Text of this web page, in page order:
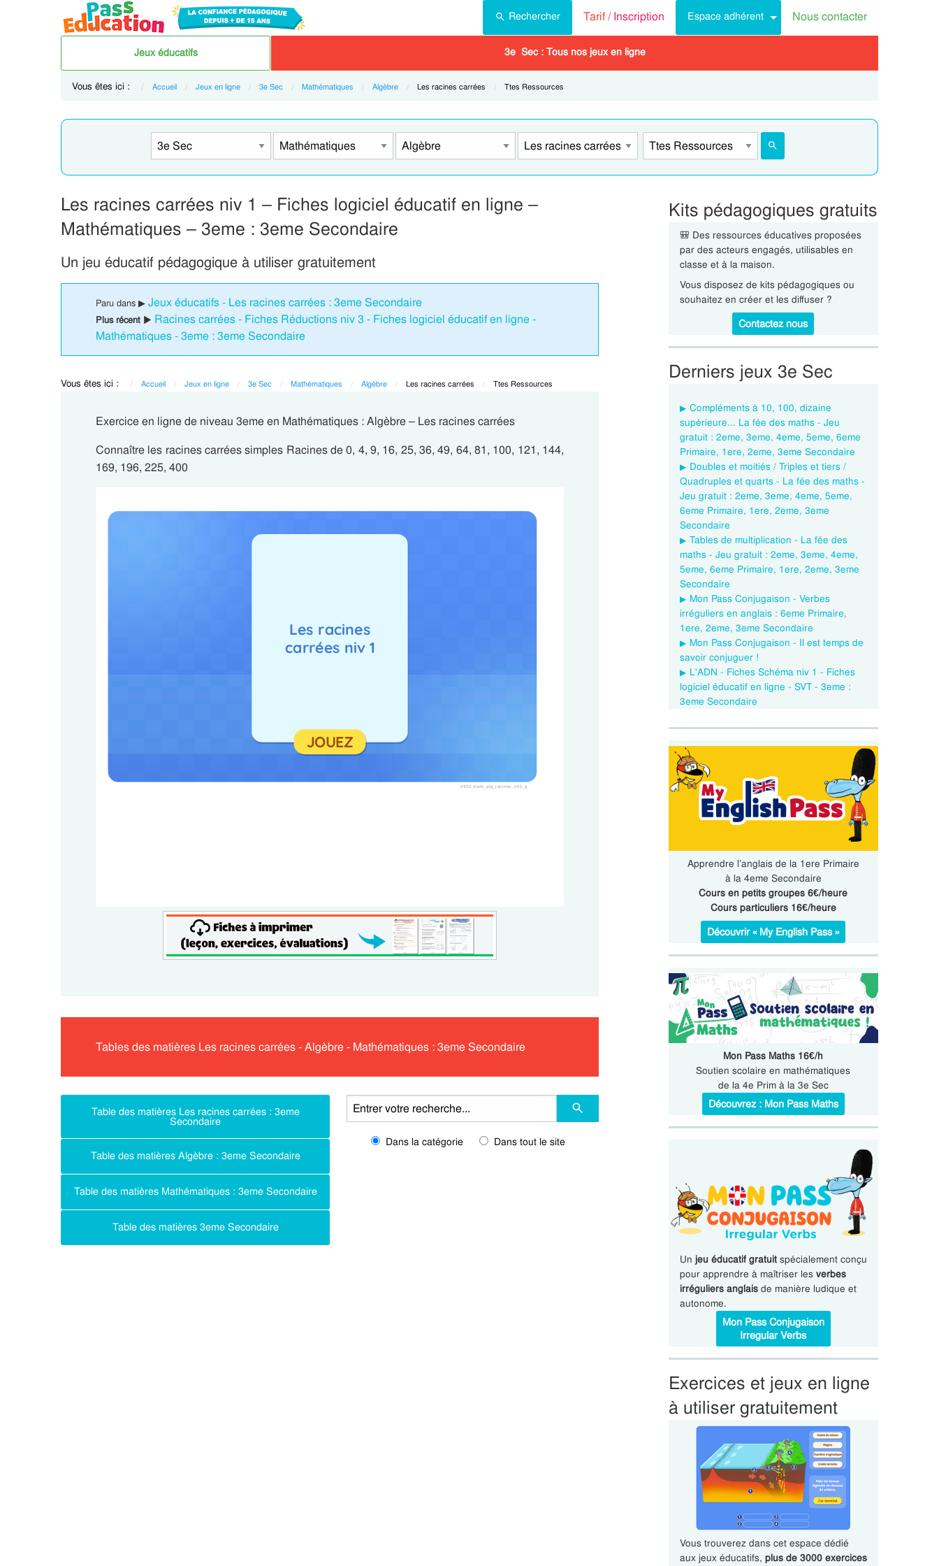
Rechercher Tarif /Inscription Espace adhérent Nous contacter
Jeux éducatifs 3e Sec : Tous nos jeux en ligne
Vous êtes ici : Accueil Jeux en ligne 3e Sec Mathématiques Algèbre Current:
Les racines carrées Current:
Ttes Ressources
Les racines carrées niv 1 – Fiches logiciel éducatif en ligne –
Mathématiques – 3eme : 3eme Secondaire
Un jeu éducatif pédagogique à utiliser gratuitement
Paru dans ▶ Jeux éducatifs - Les racines carrées : 3eme Secondaire
Plus récent ▶ Racines carrées - Fiches Réductions niv 3 - Fiches logiciel éducatif en ligne -
Mathématiques - 3eme : 3eme Secondaire
Vous êtes ici : Accueil Jeux en ligne 3e Sec Mathématiques Algèbre Current:
Les racines carrées Current:
Ttes Ressources
Exercice en ligne de niveau 3eme en Mathématiques : Algèbre – Les racines carrées
Connaître les racines carrées simples Racines de 0, 4, 9, 16, 25, 36, 49, 64, 81, 100, 121, 144,
169, 196, 225, 400
Tables des matières Les racines carrées - Algèbre - Mathématiques : 3eme Secondaire
Table des matières Les racines carrées : 3eme
Secondaire
Table des matières Algèbre : 3eme Secondaire
Table des matières Mathématiques : 3eme Secondaire
Table des matières 3eme Secondaire
Dans la catégorie Dans tout le site
Kits pédagogiques gratuits
🎒 Des ressources éducatives proposées
par des acteurs engagés, utilisables en
classe et à la maison.
Vous disposez de kits pédagogiques ou
souhaitez en créer et les diffuser ?
Contactez nous
Derniers jeux 3e Sec
Compléments à 10, 100, dizaine
supérieure... La fée des maths - Jeu
gratuit : 2eme, 3eme, 4eme, 5eme, 6eme
Primaire, 1ere, 2eme, 3eme Secondaire
Doubles et moitiés / Triples et tiers /
Quadruples et quarts - La fée des maths -
Jeu gratuit : 2eme, 3eme, 4eme, 5eme,
6eme Primaire, 1ere, 2eme, 3eme
Secondaire
Tables de multiplication - La fée des
maths - Jeu gratuit : 2eme, 3eme, 4eme,
5eme, 6eme Primaire, 1ere, 2eme, 3eme
Secondaire
Mon Pass Conjugaison - Verbes
irréguliers en anglais : 6eme Primaire,
1ere, 2eme, 3eme Secondaire
Mon Pass Conjugaison - Il est temps de
savoir conjuguer !
L'ADN - Fiches Schéma niv 1 - Fiches
logiciel éducatif en ligne - SVT - 3eme :
3eme Secondaire
Apprendre l’anglais de la 1ere Primaire
à la 4eme Secondaire
Cours en petits groupes 6€/heure
Cours particuliers 16€/heure
Découvrir « My English Pass »
Mon Pass Maths 16€/h
Soutien scolaire en mathématiques
de la 4e Prim à la 3e Sec
Découvrez : Mon Pass Maths
Un jeu éducatif gratuitspécialement conçu
pour apprendre à maîtriser les verbes
irréguliers anglaisde manière ludique et
autonome.
Mon Pass Conjugaison
Irregular Verbs
Exercices et jeux en ligne
à utiliser gratuitement
Vous trouverez dans cet espace dédié
aux jeux éducatifs, plus de 3000 exercices